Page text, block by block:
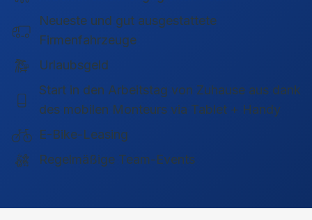
Neueste und gut ausgestattete
Firmenfahrzeuge
Urlaubsgeld
Start in den Arbeitstag von Zuhause aus dank
des mobilen Monteurs via Tablet + Handy
E-Bike-Leasing
Regelmäßige Team-Events